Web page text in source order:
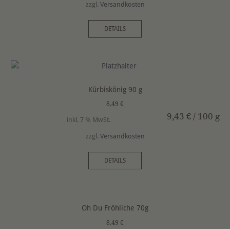
zzgl. Versandkosten
DETAILS
Kürbiskönig 90 g
8,49 €
9,43 € / 100 g
inkl. 7 % MwSt.
zzgl. Versandkosten
DETAILS
Oh Du Fröhliche 70g
8,49 €